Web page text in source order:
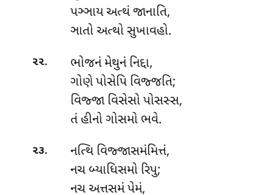
પઞ્ઞાય અત્થં જાનાતિ,
ઞાતો અત્થો સુખાવહો.
૨૨.
ભોજનં મેથુનં નિદ્દા,
ગોણે પોસેપિ વિજ્જતિ;
વિજ્જા વિસેસો પોસસ્સ,
તં હીનો ગોસમો ભવે.
૨૩.
નત્થિ વિજ્જાસમંમિત્તં,
નચ બ્યાધિસમો રિપુ;
નચઅત્તસમં પેમં,